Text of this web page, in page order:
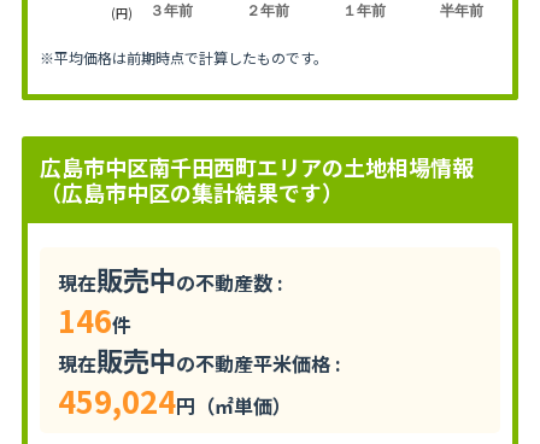
３年前 ２年前 １年前 半年前
(円)
※平均価格は前期時点で計算したものです。
広島市中区南千田西町エリアの土地相場情報
（広島市中区の集計結果です）
現在販売中の不動産数 :
146件
現在販売中の不動産平米価格 :
459,024円（㎡単価）